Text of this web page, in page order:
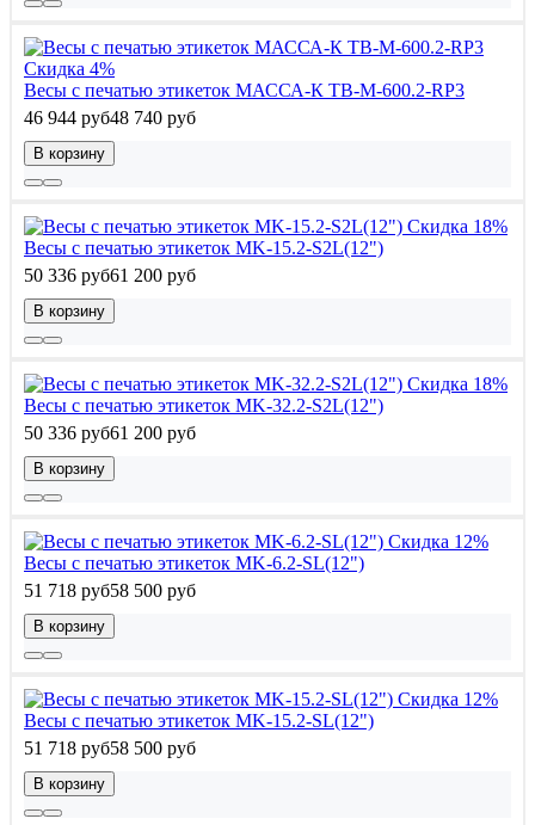
Скидка 4%
Весы с печатью этикеток МАССА-К ТВ-M-600.2-RP3
46 944 руб48 740 руб
В корзину
Скидка 18%
Весы с печатью этикеток MK-15.2-S2L(12")
50 336 руб61 200 руб
В корзину
Скидка 18%
Весы с печатью этикеток MK-32.2-S2L(12")
50 336 руб61 200 руб
В корзину
Скидка 12%
Весы с печатью этикеток MK-6.2-SL(12")
51 718 руб58 500 руб
В корзину
Скидка 12%
Весы с печатью этикеток MK-15.2-SL(12")
51 718 руб58 500 руб
В корзину